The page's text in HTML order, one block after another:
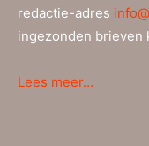
redactie-adres
ingezonden brieven
Lees meer…